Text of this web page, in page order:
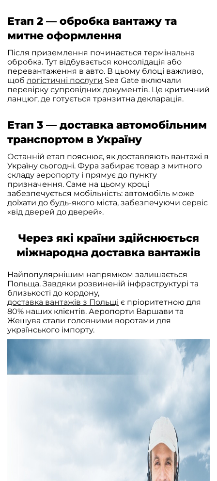
Етап 2 — обробка вантажу та
митне оформлення
Після приземлення починається термінальна
обробка. Тут відбувається консолідація або
перевантаження в авто. В цьому блоці важливо,
щоб логістичні послуги Sea Gate включали
перевірку супровідних документів. Це критичний
ланцюг, де готується транзитна декларація.
Етап 3 — доставка автомобільним
транспортом в Україну
Останній етап пояснює, як доставляють вантажі в
Україну сьогодні. Фура забирає товар з митного
складу аеропорту і прямує до пункту
призначення. Саме на цьому кроці
забезпечується мобільність: автомобіль може
доїхати до будь-якого міста, забезпечуючи сервіс
«від дверей до дверей».
Через які країни здійснюється
міжнародна доставка вантажів
Найпопулярнішим напрямком залишається
Польща. Завдяки розвиненій інфраструктурі та
близькості до кордону,
доставка вантажів з Польщі є пріоритетною для
80% наших клієнтів. Аеропорти Варшави та
Жешува стали головними воротами для
українського імпорту.